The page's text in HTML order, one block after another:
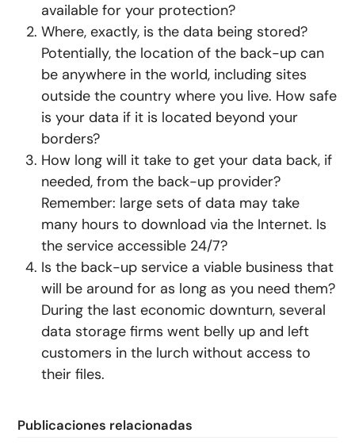
available for your protection?
Where, exactly, is the data being stored?
Potentially, the location of the back-up can
be anywhere in the world, including sites
outside the country where you live. How safe
is your data if it is located beyond your
borders?
How long will it take to get your data back, if
needed, from the back-up provider?
Remember: large sets of data may take
many hours to download via the Internet. Is
the service accessible 24/7?
Is the back-up service a viable business that
will be around for as long as you need them?
During the last economic downturn, several
data storage firms went belly up and left
customers in the lurch without access to
their files.
Publicaciones relacionadas